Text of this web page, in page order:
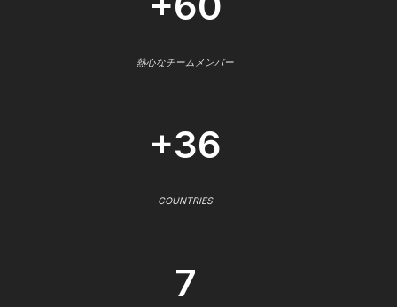
熱心なチームメンバー
+36
COUNTRIES
7